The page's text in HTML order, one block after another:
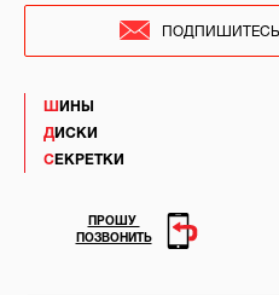
ШИНЫ
ДИСКИ
СЕКРЕТКИ
ПРОШУ
ПОЗВОНИТЬ